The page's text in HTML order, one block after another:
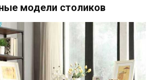
модели столиков